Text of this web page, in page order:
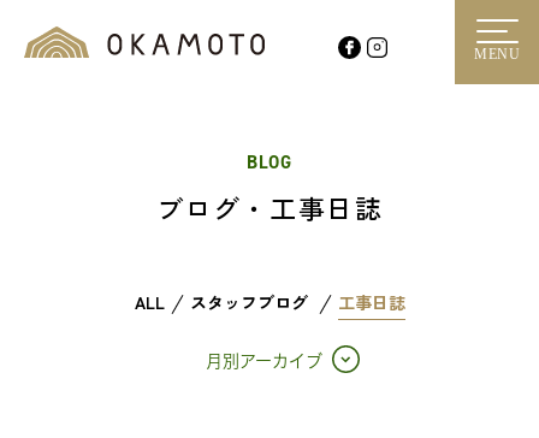
MENU
BLOG
ブログ・工事日誌
ALL スタッフブログ 工事日誌
月別アーカイブ